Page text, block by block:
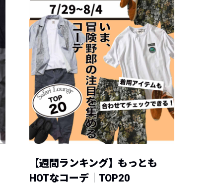
【週間ランキング】もっとも
HOTなコーデ｜TOP20